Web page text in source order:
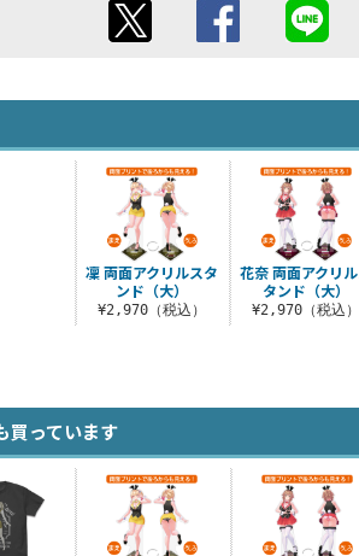
凜 両面アクリルスタ
ンド（大）
¥2,970（税込）
花奈 両面アクリ
タンド（大）
¥2,970（税込）
買っています